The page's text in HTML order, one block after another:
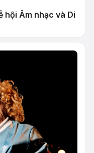
hội Âm nhạc và Di